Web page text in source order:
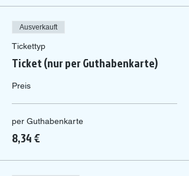
Ausverkauft
Tickettyp
Ticket (nur per Guthabenkarte)
Preis
per Guthabenkarte
8,34 €